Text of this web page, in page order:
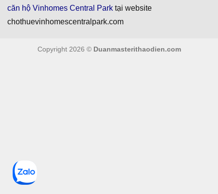
căn hộ Vinhomes Central Park tại website
chothuevinhomescentralpark.com
Copyright 2026 © Duanmasterithaodien.com